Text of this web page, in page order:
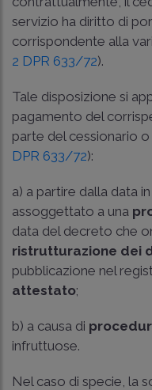
servizio ha diritto di
corrispondente alla
2 DPR 633/72).
Tale disposizione si
pagamento del
parte del cessionario
DPR 633/72):
a) a partire dalla data
assoggettato a una
data del decreto che
ristrutturazione dei
pubblicazione nel
attestato;
b) a causa di
infruttuose.
Nel caso di specie, la